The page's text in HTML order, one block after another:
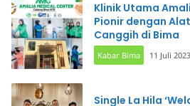
Klinik Utama
Pionir dengan
Canggih di Bima
Kabar Bima 11 Juli 2023
Single La Hila